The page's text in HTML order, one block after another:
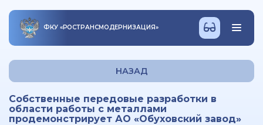
ФКУ «РОСТРАНСМОДЕРНИЗАЦИЯ»
НАЗАД
Собственные передовые разработки в
области работы с металлами
продемонстрирует АО «Обуховский завод»